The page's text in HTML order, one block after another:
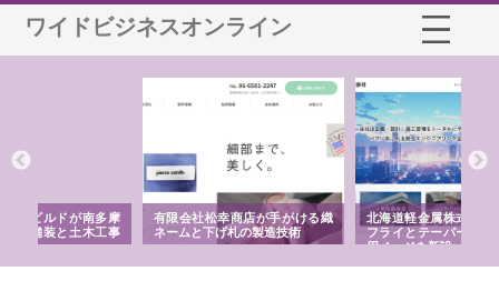
ワイドビジネスオンライン
有限会社松幸商店が手がける織
ネームと下げ札の製造技術
北海道軽金属株式会社がスノー
フライとテーパーブロックの専
用ページを新設